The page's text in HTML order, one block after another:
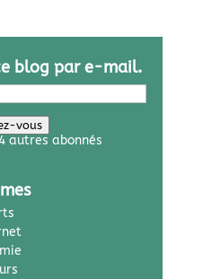
blog par e-mail.
vous
autres abonnés